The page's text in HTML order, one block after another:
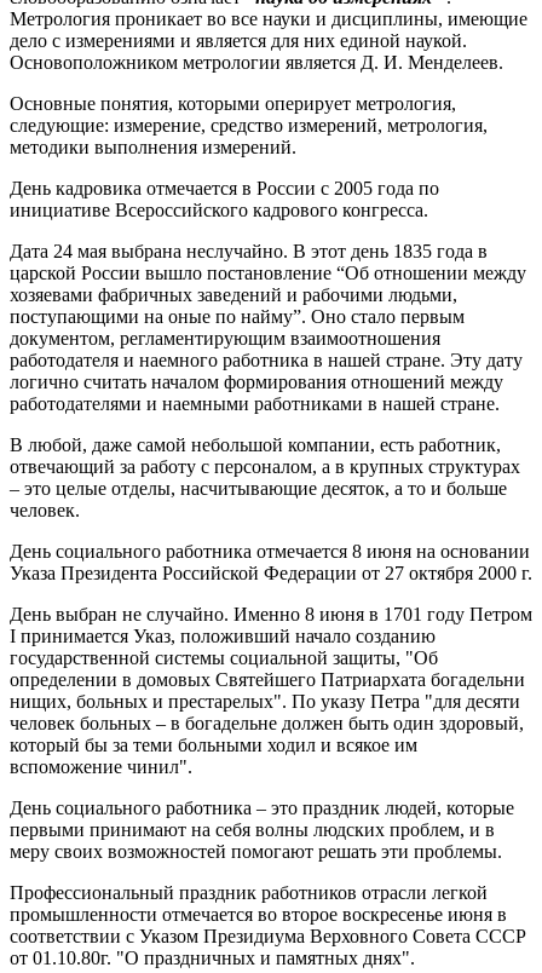
Метрология проникает во все науки и дисциплины, имеющие
дело с измерениями и является для них единой наукой.
Основоположником метрологии является Д. И. Менделеев.
Основные понятия, которыми оперирует метрология,
следующие: измерение, средство измерений, метрология,
методики выполнения измерений.
День кадровика отмечается в России с 2005 года по
инициативе Всероссийского кадрового конгресса.
Дата 24 мая выбрана неслучайно. В этот день 1835 года в
царской России вышло постановление “Об отношении между
хозяевами фабричных заведений и рабочими людьми,
поступающими на оные по найму”. Оно стало первым
документом, регламентирующим взаимоотношения
работодателя и наемного работника в нашей стране. Эту дату
логично считать началом формирования отношений между
работодателями и наемными работниками в нашей стране.
В любой, даже самой небольшой компании, есть работник,
отвечающий за работу с персоналом, а в крупных структурах
– это целые отделы, насчитывающие десяток, а то и больше
человек.
День социального работника отмечается 8 июня на основании
Указа Президента Российской Федерации от 27 октября 2000 г.
День выбран не случайно. Именно 8 июня в 1701 году Петром
I принимается Указ, положивший начало созданию
государственной системы социальной защиты, "Об
определении в домовых Святейшего Патриархата богадельни
нищих, больных и престарелых". По указу Петра "для десяти
человек больных – в богадельне должен быть один здоровый,
который бы за теми больными ходил и всякое им
вспоможение чинил".
День социального работника – это праздник людей, которые
первыми принимают на себя волны людских проблем, и в
меру своих возможностей помогают решать эти проблемы.
Профессиональный праздник работников отрасли легкой
промышленности отмечается во второе воскресенье июня в
соответствии с Указом Президиума Верховного Совета СССР
от 01.10.80г. "О праздничных и памятных днях".